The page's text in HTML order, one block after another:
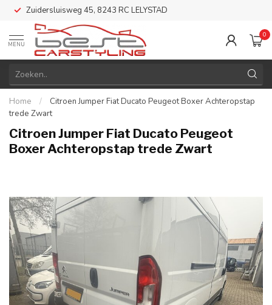
Zuidersluisweg 45, 8243 RC LELYSTAD
MENU
0
Home /
Citroen Jumper Fiat Ducato Peugeot Boxer Achteropstap
trede Zwart
Citroen Jumper Fiat Ducato Peugeot
Boxer Achteropstap trede Zwart